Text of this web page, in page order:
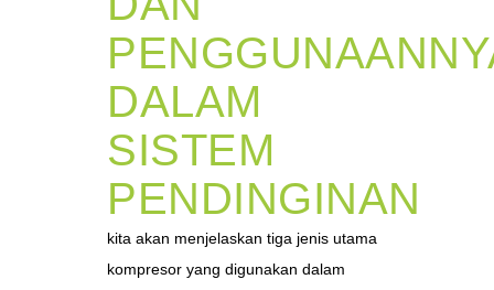
DALAM
SISTEM
PENDINGINAN
kita akan menjelaskan tiga jenis utama
kompresor yang digunakan dalam